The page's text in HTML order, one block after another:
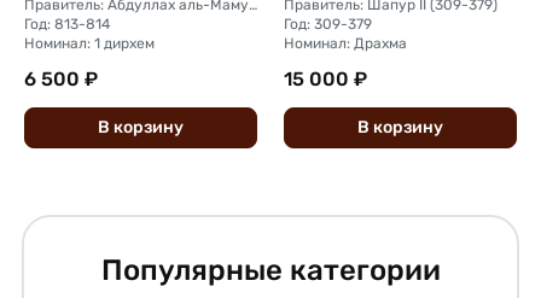
Правитель: Абдуллах аль-Мамун (810-833)
Год: 813-814
Номинал: 1 дирхем
6 500 ₽
В корзину
Правитель: Шапур II (309-379)
Год: 309-379
Номинал: Драхма
15 000 ₽
В корзину
Популярные категории